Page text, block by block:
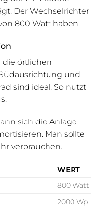
Der Wechselrichter
800 Watt haben.
die örtlichen
und
sind ideal. So nutzt
sich die Anlage
Man sollte
verbrauchen.
WERT
800 Watt
2000 Wp